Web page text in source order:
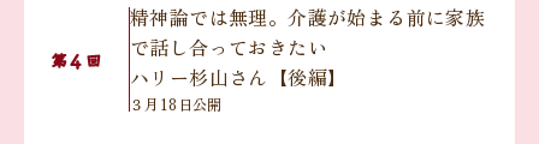
第４ 回
精神論では無理。介護が始まる前に家族
で話し合っておきたい
ハリー杉山さん【後編】
３月18日公開